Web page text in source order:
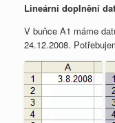
Lineární doplnění
V buňce A1 máme
24.12.2008.